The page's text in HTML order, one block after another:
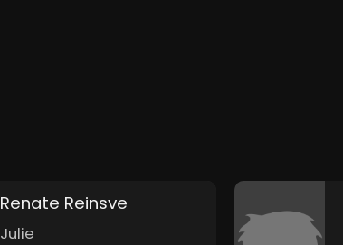
Renate Reinsve
Julie